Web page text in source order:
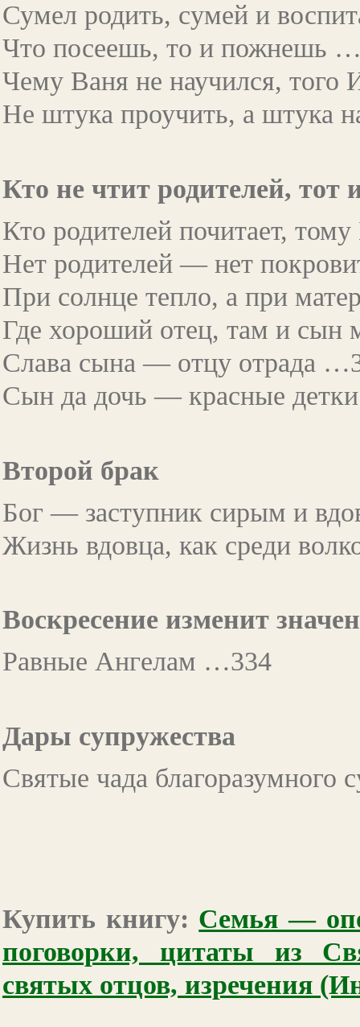
Сумел родить, сумей и
Что посеешь, то и пожнешь
Чему Ваня не научился,
Не штука проучить, а штука
Кто не чтит родителей, тот
Кто родителей почитает,
Нет родителей — нет
При солнце тепло, а при
Где хороший отец, там и сын
Слава сына — отцу отрада
Сын да дочь — красные
Второй брак
Бог — заступник сирым и
Жизнь вдовца, как среди
Воскресение изменит
Равные Ангелам …334
Дары супружества
Святые чада благоразумного
Купить книгу: Семья —
поговорки, цитаты из
святых отцов, изречения